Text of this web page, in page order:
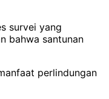
survei yang
bahwa santunan
perlindungan